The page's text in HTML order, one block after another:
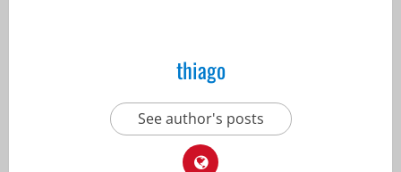
thiago
See author's posts